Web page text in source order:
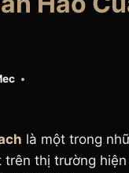
là một trong
trên thị trường